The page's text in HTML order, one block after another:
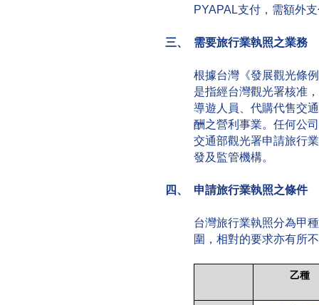
PYAPAL支付，需額外
三、 需要旅行業執照之業務
根據台灣《發展觀光條
是指經台灣觀光署核准
導遊人員、代購代售交
酬之營利事業。任何公
交通部觀光署申請旅行
發及監管機構。
四、 申請旅行業執照之條件
台灣旅行業執照分為甲
圍，相對的要求亦有所
乙種